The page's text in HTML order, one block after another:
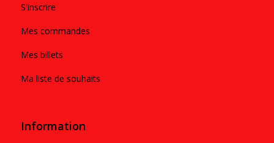
S'inscrire
Mes commandes
Mes billets
Ma liste de souhaits
Information